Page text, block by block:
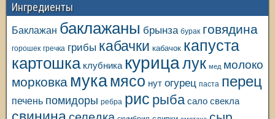
Ингредиенты
Баклажан баклажаны брынза бурак говядина
горошек гречка грибы кабачки кабачок капуста
картошка клубника курицалук мед молоко
морковка мукамясо нут огурец паста перец
печень помидоры ребра рис рыба сало свекла